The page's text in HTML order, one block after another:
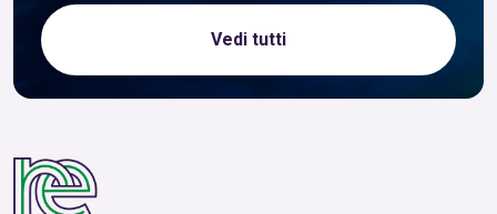
Vedi tutti